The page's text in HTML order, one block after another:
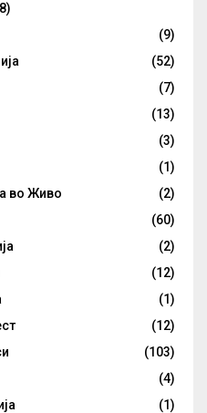
(9)
(52)
(7)
(13)
(3)
(1)
во Живо
(2)
(60)
(2)
(12)
(1)
(12)
(103)
(4)
(1)